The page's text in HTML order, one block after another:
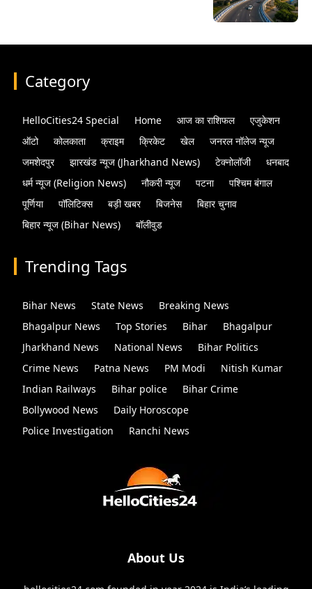
Category
HelloCities24 Special Home आज का राशिफल
एजुकेशन
ऑटो
कोलकाता क्राइम क्रिकेट खेल
जनरल नॉलेज न्यूज
जमशेदपुर
झारखंड न्यूज (Jharkhand News) टेक्नोलॉजी
धनबाद
धर्म न्यूज (Religion News)
नौकरी न्यूज पटना
पश्चिम बंगाल
पूर्णिया
पॉलिटिक्स बड़ी खबर बिजनेस
बिहार चुनाव
बिहार न्यूज (Bihar News)
बॉलीवुड
Trending Tags
Bihar News State News
Breaking News
Bhagalpur News
Top Stories Bihar
Bhagalpur
Jharkhand News
National News
Bihar Politics
Crime News
Patna News PM Modi
Nitish Kumar
Indian Railways
Bihar police
Bihar Crime
Bollywood News
Daily Horoscope
Police Investigation
Ranchi News
About Us